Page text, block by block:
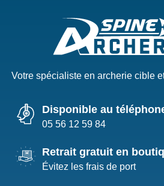
Votre spécialiste en archerie cible
Disponible au
05 56 12 59 84
Retrait gratuit en
Évitez les frais de port